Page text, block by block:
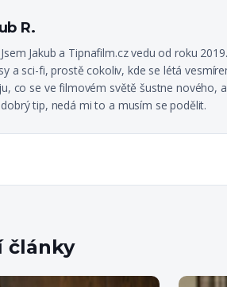
R.
Jakub a Tipnafilm.cz vedu od roku
a sci-fi, prostě cokoliv, kde se létá
co se ve filmovém světě šustne nového,
tip, nedá mi to a musím se podělit.
články